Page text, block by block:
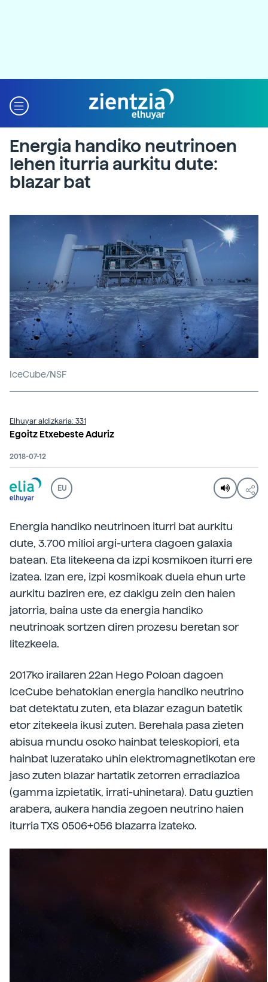
Energia handiko neutrinoen
lehen iturria aurkitu dute:
blazar bat
IceCube/NSF
Elhuyar aldizkaria: 331
Egoitz Etxebeste Aduriz
2018-07-12
EU
Energia handiko neutrinoen iturri bat aurkitu
dute, 3.700 milioi argi-urtera dagoen galaxia
batean. Eta litekeena da izpi kosmikoen iturri ere
izatea. Izan ere, izpi kosmikoak duela ehun urte
aurkitu baziren ere, ez dakigu zein den haien
jatorria, baina uste da energia handiko
neutrinoak sortzen diren prozesu beretan sor
litezkeela.
2017ko irailaren 22an Hego Poloan dagoen
IceCube behatokian energia handiko neutrino
bat detektatu zuten, eta blazar ezagun batetik
etor zitekeela ikusi zuten. Berehala pasa zieten
abisua mundu osoko hainbat teleskopiori, eta
hainbat luzeratako uhin elektromagnetikotan ere
jaso zuten blazar hartatik zetorren erradiazioa
(gamma izpietatik, irrati-uhinetara). Datu guztien
arabera, aukera handia zegoen neutrino haien
iturria TXS 0506+056 blazarra izateko.